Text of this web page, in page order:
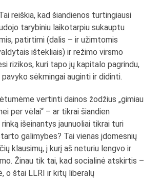
reiškia, kad šiandienos turtingiausi
tarybiniu laikotarpiu sukauptu
patirtimi (dalis – ir užimtomis
ištekliais) ir režimo virsmo
rizikos, kuri tapo jų kapitalo pagrindu,
sėkmingai auginti ir didinti.
vertinti dainos žodžius „gimiau
per vėlai“ – ar tikrai šiandien
išeinantys jaunuoliai tikrai turi
galimybes? Tai vienas įdomesnių
klausimų, į kurį aš neturiu lengvo ir
Žinau tik tai, kad socialinė atskirtis –
o štai LLRI ir kitų liberalų